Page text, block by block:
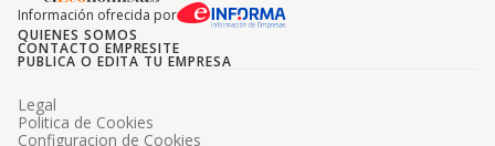
Información ofrecida por
QUIENES SOMOS
CONTACTO EMPRESITE
PUBLICA O EDITA TU EMPRESA
Legal
Politica de Cookies
Configuracion de Cookies